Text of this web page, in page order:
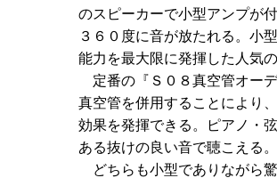
のスピーカーで小型アンプが
３６０度に音が放たれる。小
能力を最大限に発揮した人気
定番の『Ｓ０８真空管オー
真空管を併用することにより
効果を発揮できる。ピアノ・
ある抜けの良い音で聴こえる。
どちらも小型でありながら